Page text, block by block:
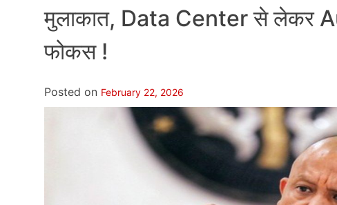
मुलाकात, Data Center से लेकर
फोकस !
Posted on February 22, 2026